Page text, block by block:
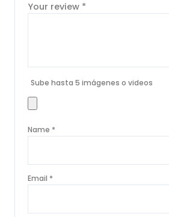
Your review *
Sube hasta 5 imágenes o videos
Name *
Email *